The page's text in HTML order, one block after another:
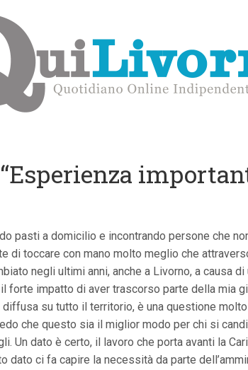
pasti a domicilio e incontrando persone che
di toccare con mano molto meglio che
negli ultimi anni, anche a Livorno, a causa
forte impatto di aver trascorso parte della mia
su tutto il territorio, è una questione
che questo sia il miglior modo per chi si
Un dato è certo, il lavoro che porta avanti la
dato ci fa capire la necessità da parte